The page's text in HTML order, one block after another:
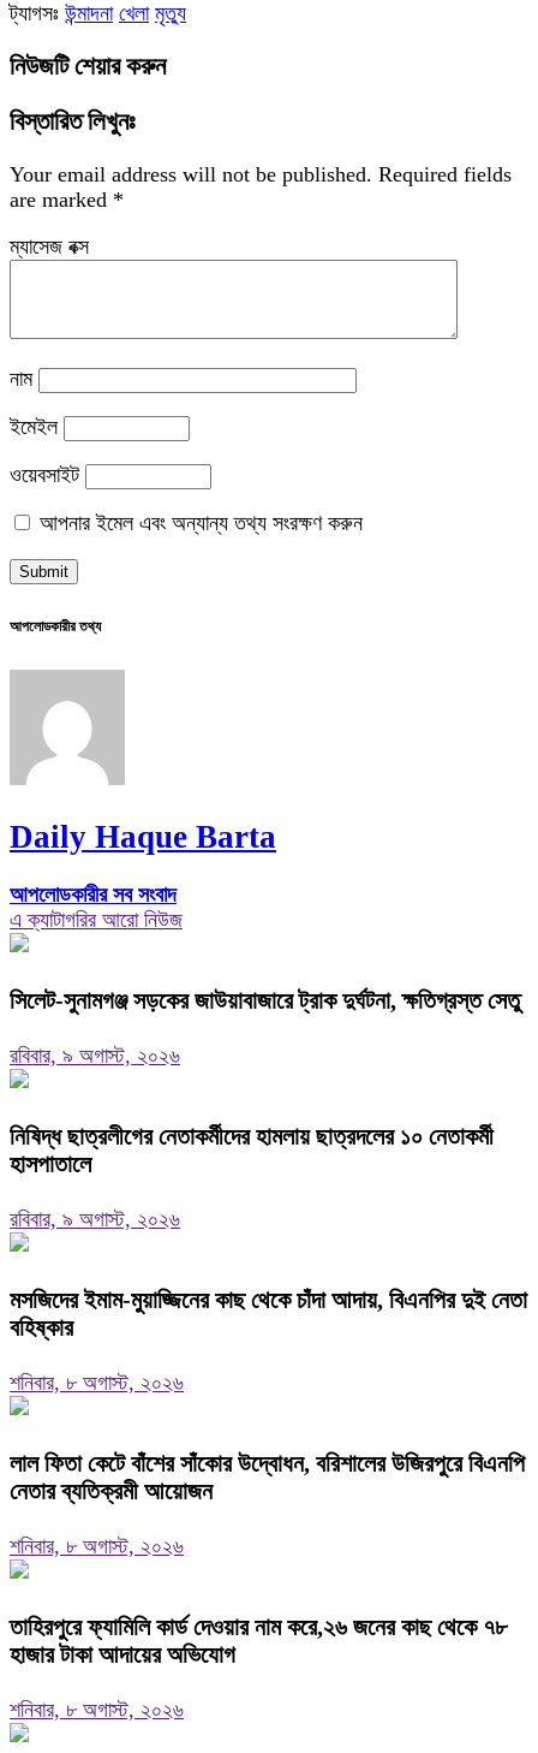
ট্যাগসঃ উন্মাদনা খেলা মৃত্যু
নিউজটি শেয়ার করুন
বিস্তারিত লিখুনঃ
Your email address will not be published. Required fields
are marked *
ম্যাসেজ বক্স
নাম
ইমেইল
ওয়েবসাইট
আপনার ইমেল এবং অন্যান্য তথ্য সংরক্ষণ করুন
আপলোডকারীর তথ্য
Daily Haque Barta
আপলোডকারীর সব সংবাদ
এ ক্যাটাগরির আরো নিউজ
‎সিলেট-সুনামগঞ্জ সড়কের জাউয়াবাজারে ট্রাক দুর্ঘটনা, ক্ষতিগ্রস্ত সেতু
রবিবার, ৯ অগাস্ট, ২০২৬
নিষিদ্ধ ছাত্রলীগের নেতাকর্মীদের হামলায় ছাত্রদলের ১০ নেতাকর্মী
হাসপাতালে
রবিবার, ৯ অগাস্ট, ২০২৬
মসজিদের ইমাম-মুয়াজ্জিনের কাছ থেকে চাঁদা আদায়, বিএনপির দুই নেতা
বহিষ্কার
শনিবার, ৮ অগাস্ট, ২০২৬
‎লাল ফিতা কেটে বাঁশের সাঁকোর উদ্বোধন, বরিশালের উজিরপুরে বিএনপি
নেতার ব্যতিক্রমী আয়োজন
শনিবার, ৮ অগাস্ট, ২০২৬
তাহিরপুরে ফ্যামিলি কার্ড দেওয়ার নাম করে,২৬ জনের কাছ থেকে ৭৮
হাজার টাকা আদায়ের অভিযোগ
শনিবার, ৮ অগাস্ট, ২০২৬